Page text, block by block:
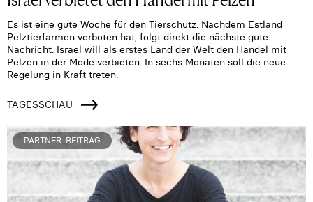
Es ist eine gute Woche für den Tierschutz. Nachdem Estland
Pelztierfarmen verboten hat, folgt direkt die nächste gute
Nachricht: Israel will als erstes Land der Welt den Handel mit
Pelzen in der Mode verbieten. In sechs Monaten soll die neue
Regelung in Kraft treten.
TAGESSCHAU
PARTNER-BEITRAG